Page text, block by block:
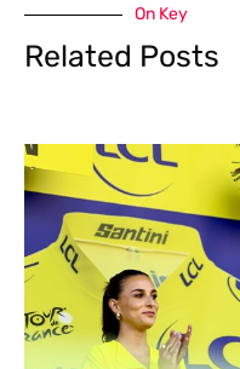
On Key
Related Posts